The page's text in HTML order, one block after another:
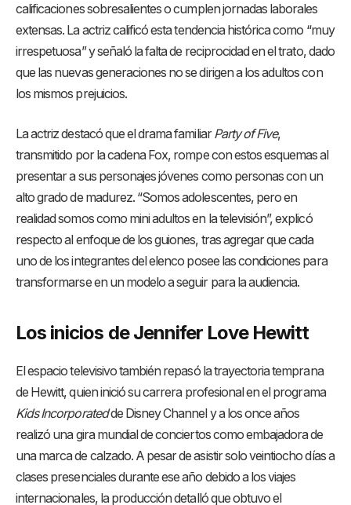
calificaciones sobresalientes o cumplen jornadas laborales
extensas. La actriz calificó esta tendencia histórica como “muy
irrespetuosa” y señaló la falta de reciprocidad en el trato, dado
que las nuevas generaciones no se dirigen a los adultos con
los mismos prejuicios.
La actriz destacó que el drama familiarParty of Five,
transmitido por la cadena Fox, rompe con estos esquemas al
presentar a sus personajes jóvenes como personas con un
alto grado de madurez. “Somos adolescentes, pero en
realidad somos como mini adultos en la televisión”, explicó
respecto al enfoque de los guiones, tras agregar que cada
uno de los integrantes del elenco posee las condiciones para
transformarse en un modelo a seguir para la audiencia.
Los inicios de Jennifer Love Hewitt
El espacio televisivo también repasó la trayectoria temprana
de Hewitt, quien inició su carrera profesional en el programa
Kids Incorporatedde Disney Channel y a los once años
realizó una gira mundial de conciertos como embajadora de
una marca de calzado. A pesar de asistir solo veintiocho días a
clases presenciales durante ese año debido a los viajes
internacionales, la producción detalló que obtuvo el